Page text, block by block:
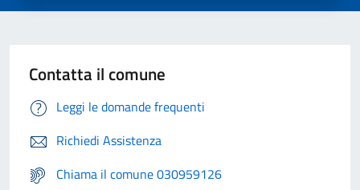
Contatta il comune
Leggi le domande frequenti
Richiedi Assistenza
Chiama il comune 030959126